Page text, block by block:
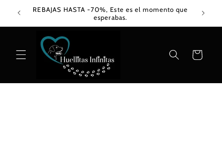
directamenteREBAJAS HASTA -70%, Este es el momento que
esperabas.
Carrito